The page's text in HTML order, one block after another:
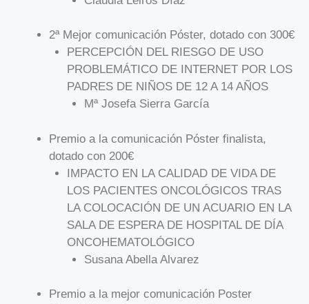
2ª Mejor comunicación Póster, dotado con 300€
PERCEPCIÓN DEL RIESGO DE USO
PROBLEMÁTICO DE INTERNET POR LOS
PADRES DE NIÑOS DE 12 A 14 AÑOS
Mª Josefa Sierra García
Premio a la comunicación Póster finalista,
dotado con 200€
IMPACTO EN LA CALIDAD DE VIDA DE
LOS PACIENTES ONCOLÓGICOS TRAS
LA COLOCACIÓN DE UN ACUARIO EN LA
SALA DE ESPERA DE HOSPITAL DE DÍA
ONCOHEMATOLÓGICO
Susana Abella Alvarez
Premio a la mejor comunicación Poster